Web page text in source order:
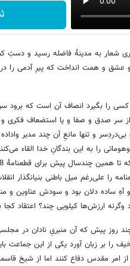
شعار به مدینۀ فاضله رسید و
و عشق و همت انداخت که پیرِ آدمی را
کسی را بگیرد انصاف آن است که برود
سر صدق و صفا و یا استضعاف فکری
و تنها مانعِ آن چند مدیر واداده و
را به این بندگانِ خدا القاء
را علی‌رغم میل باطنی بنیانگذار
ساده دلان بود و سودش عناوین و
ارزش‌ها کیلویی چند؟ اعتقاد کجا
روز پیش که آن منبریِ نادان در
را بر زبان آورد یکی از این جماعت
از امر مقدس دفاع کنند اما از شیخ